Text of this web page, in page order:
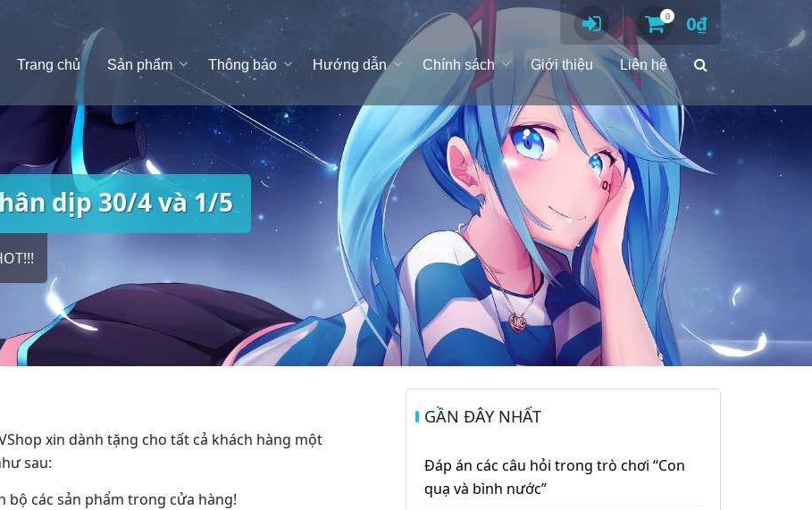
0 0₫
Trang chủ Sản phẩm Thông báo Hướng dẫn Chính sách Giới thiệu Liên hệ
dịp 30/4 và 1/5
xin dành tặng cho tất cả khách hàng một
sau:
bộ các sản phẩm trong cửa hàng!
GẦN ĐÂY NHẤT
Đáp án các câu hỏi trong trò chơi “Con
quạ và bình nước”